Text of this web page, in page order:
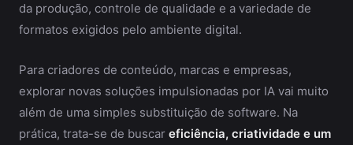
da produção, controle de qualidade e a variedade de
formatos exigidos pelo ambiente digital.
Para criadores de conteúdo, marcas e empresas,
explorar novas soluções impulsionadas por IA vai muito
além de uma simples substituição de software. Na
prática, trata-se de buscar eficiência, criatividade e um